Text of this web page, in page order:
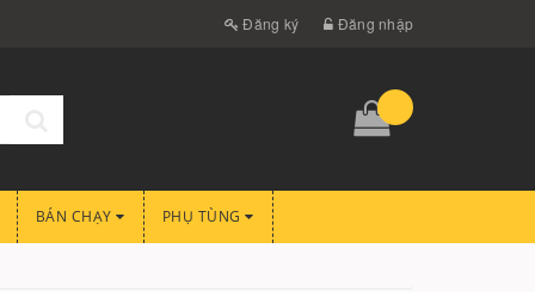
Đăng ký Đăng nhập
BÁN CHẠY PHỤ TÙNG